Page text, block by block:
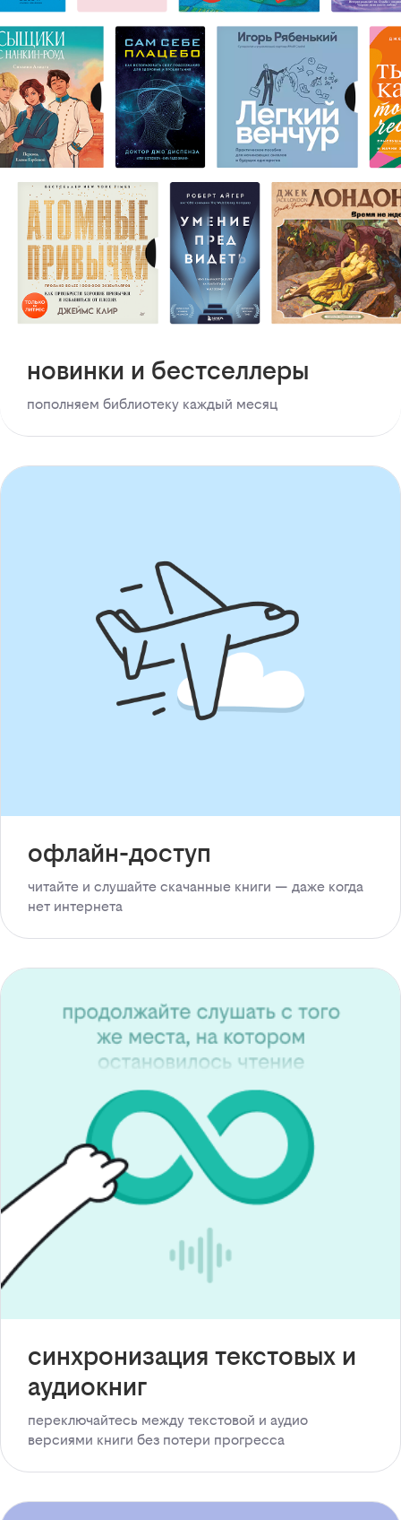
новинки и бестселлеры
пополняем библиотеку каждый месяц
офлайн-доступ
читайте и слушайте скачанные книги — даже когда
нет интернета
синхронизация текстовых и
аудиокниг
переключайтесь между текстовой и аудио
версиями книги без потери прогресса